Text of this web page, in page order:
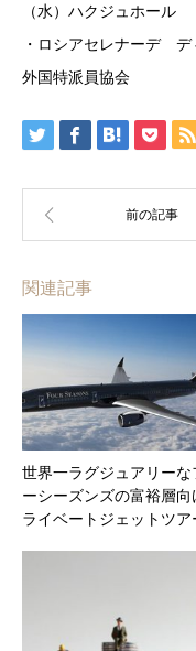
（水）ハクジュホール
・ロシアセレナーデ
外国特派員協会
関連記事
世界一ラグジュアリーな
ーシーズンズの富裕層向
ライベートジェットツア